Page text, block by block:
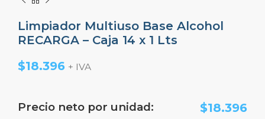
Limpiador Multiuso Base Alcohol
RECARGA – Caja 14 x 1 Lts
$18.396 + IVA
Precio neto por unidad: $18.396